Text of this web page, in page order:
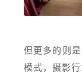
但更多的则
模式，摄影